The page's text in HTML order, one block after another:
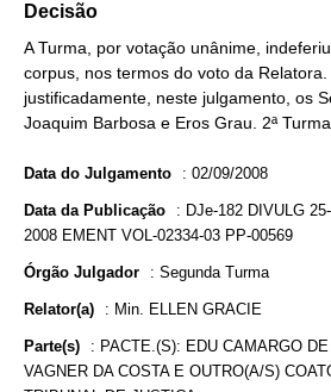
Decisão
A Turma, por votação unânime,
corpus, nos termos do voto da Relatora.
justificadamente, neste julgamento, os
Joaquim Barbosa e Eros Grau. 2ª
Data do Julgamento : 02/09/2008
Data da Publicação : DJe-182 DIVULG
2008 EMENT VOL-02334-03 PP-00569
Órgão Julgador : Segunda Turma
Relator(a) : Min. ELLEN GRACIE
Parte(s) : PACTE.(S): EDU CAMARGO
VAGNER DA COSTA E OUTRO(A/S)